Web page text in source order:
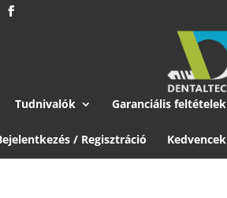
Tudnivalók Garanciális feltételek
/ Regisztráció Kedvencek